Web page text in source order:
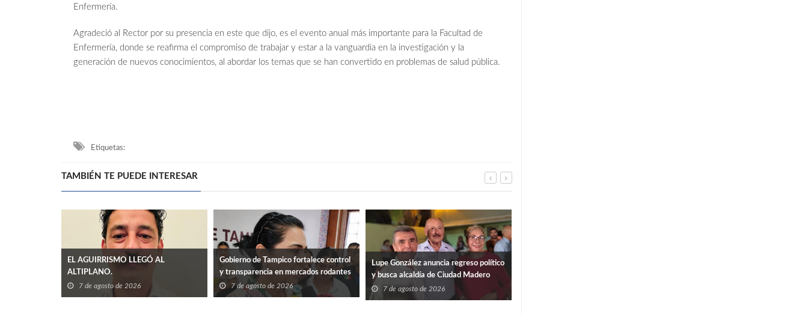
Enfermería.
Agradeció al Rector por su presencia en este que dijo, es el evento anual más importante para la Facultad de
Enfermería, donde se reafirma el compromiso de trabajar y estar a la vanguardia en la investigación y la
generación de nuevos conocimientos, al abordar los temas que se han convertido en problemas de salud pública.
Etiquetas:
TAMBIÉN TE PUEDE INTERESAR
EL AGUIRRISMO LLEGÓ AL
ALTIPLANO.
7 de agosto de 2026
Gobierno de Tampico fortalece control
y transparencia en mercados rodantes
7 de agosto de 2026
Lupe González anuncia regreso político
y busca alcaldía de Ciudad Madero
7 de agosto de 2026